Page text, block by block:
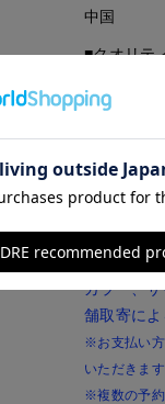
中国
■クオリテ
表地:綿
テル100%
■取扱い方
■予約商品■
カラー、
舗取寄に
※お支払い方
いただきます
※複数の予約